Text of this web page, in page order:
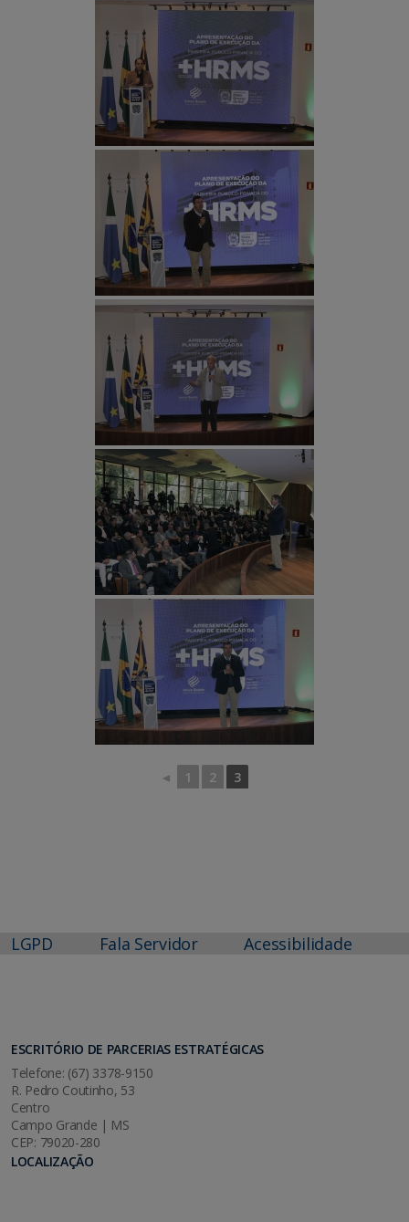
◄ 1 2 3
LGPD Fala Servidor Acessibilidade
ESCRITÓRIO DE PARCERIAS ESTRATÉGICAS
Telefone: (67) 3378-9150
R. Pedro Coutinho, 53
Centro
Campo Grande | MS
CEP: 79020-280
LOCALIZAÇÃO